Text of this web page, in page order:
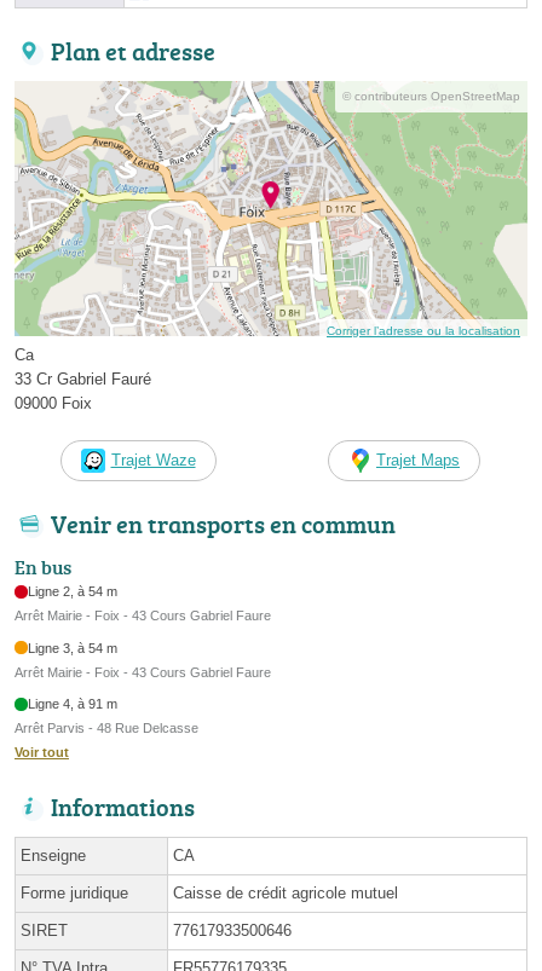
Plan et adresse
© contributeurs OpenStreetMap
Corriger l’adresse ou la localisation
Ca
33 Cr Gabriel Fauré
09000 Foix
Trajet Waze Trajet Maps
Venir en transports en commun
En bus
Ligne 2, à 54 m
Arrêt Mairie - Foix - 43 Cours Gabriel Faure
Ligne 3, à 54 m
Arrêt Mairie - Foix - 43 Cours Gabriel Faure
Ligne 4, à 91 m
Arrêt Parvis - 48 Rue Delcasse
Voir tout
Informations
Enseigne CA
Forme juridique Caisse de crédit agricole mutuel
SIRET 77617933500646